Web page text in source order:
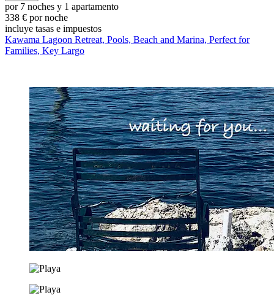
por 7 noches y 1 apartamento
338 € por noche
incluye tasas e impuestos
Kawama Lagoon Retreat, Pools, Beach and Marina, Perfect for
Families, Key Largo